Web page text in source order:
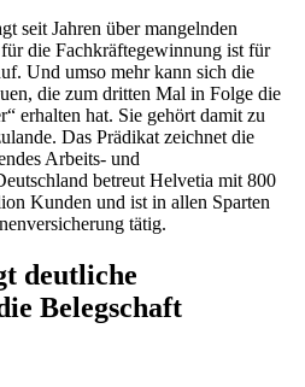
seit Jahren über mangelnden
die Fachkräftegewinnung ist für
Und umso mehr kann sich die
die zum dritten Mal in Folge die
erhalten hat. Sie gehört damit zu
Das Prädikat zeichnet die
Arbeits- und
betreut Helvetia mit 800
Kunden und ist in allen Sparten
tätig.
deutliche
Belegschaft